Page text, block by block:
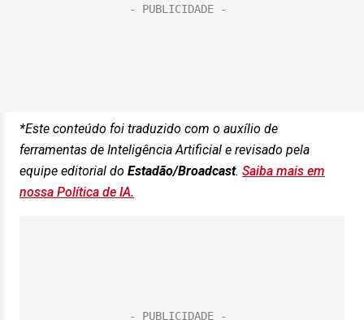
*Este conteúdo foi traduzido com o auxílio de
ferramentas de Inteligência Artificial e revisado pela
equipe editorial do Estadão/Broadcast. Saiba mais em
nossa Política de IA.